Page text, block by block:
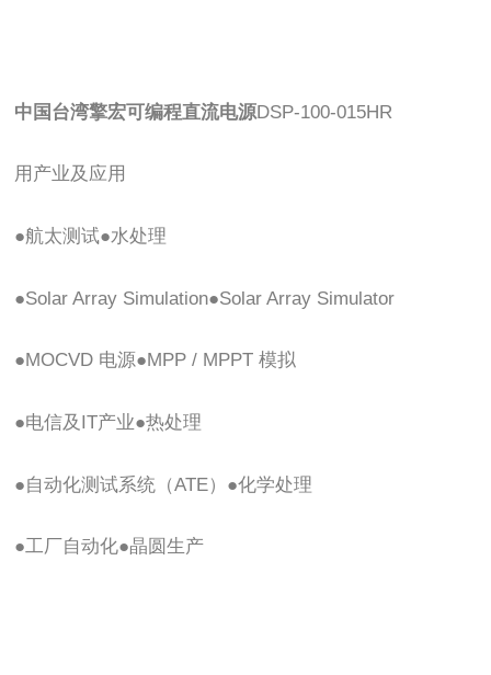
中国台湾擎宏可编程直流电源DSP-100-015HR
用产业及应用
●航太测试●水处理
●Solar Array Simulation●Solar Array Simulator
●MOCVD 电源●MPP / MPPT 模拟
●电信及IT产业●热处理
●自动化测试系统（ATE）●化学处理
●工厂自动化●晶圆生产